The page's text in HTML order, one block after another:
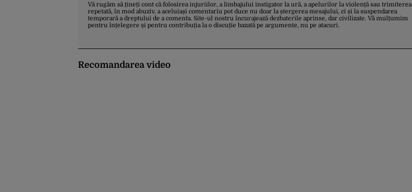
Vă rugăm să țineți cont că folosirea injuriilor, a limbajului instigator la ură, a apelurilor la violență sau trimiterea
repetată, în mod abuziv, a aceluiași comentariu pot duce nu doar la ștergerea mesajului, ci și la suspendarea
temporară a dreptului de a comenta. Site-ul nostru încurajează dezbaterile aprinse, dar civilizate. Vă mulțumim
pentru înțelegere și pentru contribuția la o discuție bazată pe argumente, nu pe atacuri.
Recomandarea video